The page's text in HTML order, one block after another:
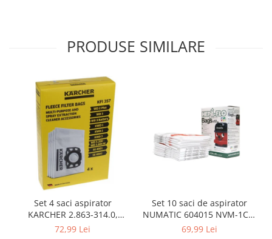
Incaltaminte barbati
Ochelari de vedere
Gaming, Carti & Birotica
Birotica & Papetarie
Console, Jocuri & Accesorii
Ingrijire personala & Cosmetice
Accesorii aparate de ras electrice
Accesorii aparate hair styling
Aparate & Accesorii ingrijire
personala
Aparate cosmetice
PRODUSE SIMILARE
Set 4 saci aspirator
KARCHER 2.863-314.0,
compatibil cu WD, KWD, SE
72,99 Lei
Set 10 saci de aspirator
NUMATIC 604015 NVM-1CH,
9L
69,99 Lei